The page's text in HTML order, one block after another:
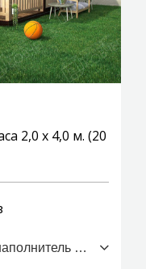
2,0 х 4,0 м. (20
ТОЛЩИНА СТЕН 150 ММ, наполнитель ПСБС (стоимость за 1м2)